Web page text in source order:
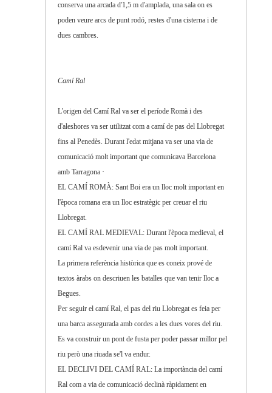
conserva una arcada d'1,5 m d'amplada, una sala on es
poden veure arcs de punt rodó, restes d'una cisterna i de
dues cambres.
Camí Ral
L'origen del Camí Ral va ser el període Romà i des
d'aleshores va ser utilitzat com a camí de pas del Llobregat
fins al Penedès. Durant l'edat mitjana va ser una via de
comunicació molt important que comunicava Barcelona
amb Tarragona ·
EL CAMÍ ROMÀ: Sant Boi era un lloc molt important en
l'època romana era un lloc estratègic per creuar el riu
Llobregat.
EL CAMÍ RAL MEDIEVAL: Durant l'època medieval, el
camí Ral va esdevenir una via de pas molt important.
La primera referència històrica que es coneix prové de
textos àrabs on descriuen les batalles que van tenir lloc a
Begues.
Per seguir el camí Ral, el pas del riu Llobregat es feia per
una barca assegurada amb cordes a les dues vores del riu.
Es va construir un pont de fusta per poder passar millor pel
riu però una riuada se'l va endur.
EL DECLIVI DEL CAMÍ RAL: La importància del camí
Ral com a via de comunicació declinà ràpidament en